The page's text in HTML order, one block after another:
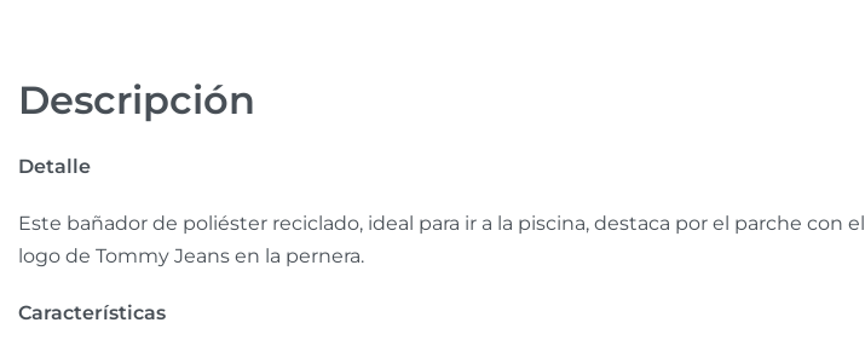
Descripción
Detalle
Este bañador de poliéster reciclado, ideal para ir a la piscina, destaca por el parche con el
logo de Tommy Jeans en la pernera.
Características